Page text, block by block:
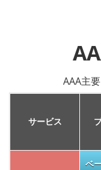
AAA主
サービス
ベ